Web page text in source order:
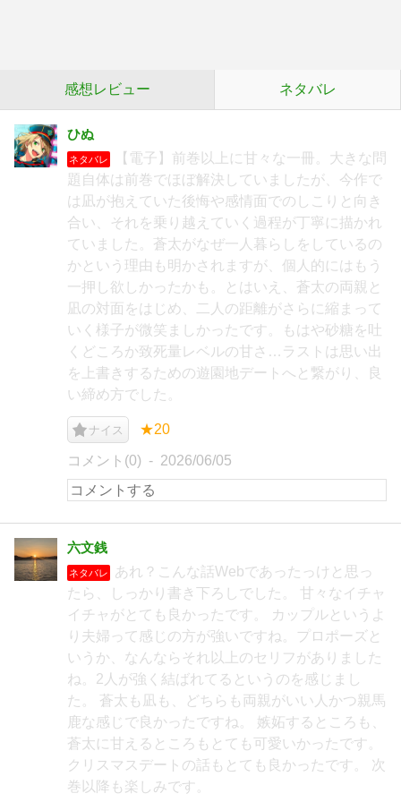
感想レビュー ネタバレ
ひぬ
ネタバレ
【電子】前巻以上に甘々な一冊。大きな問
題自体は前巻でほぼ解決していましたが、今作で
は凪が抱えていた後悔や感情面でのしこりと向き
合い、それを乗り越えていく過程が丁寧に描かれ
ていました。蒼太がなぜ一人暮らしをしているの
かという理由も明かされますが、個人的にはもう
一押し欲しかったかも。とはいえ、蒼太の両親と
凪の対面をはじめ、二人の距離がさらに縮まって
いく様子が微笑ましかったです。もはや砂糖を吐
くどころか致死量レベルの甘さ…ラストは思い出
を上書きするための遊園地デートへと繋がり、良
い締め方でした。
ナイス ★20
コメント(0) 2026/06/05
六文銭
ネタバレ
あれ？こんな話Webであったっけと思っ
たら、しっかり書き下ろしでした。 甘々なイチャ
イチャがとても良かったです。 カップルというよ
り夫婦って感じの方が強いですね。プロポーズと
いうか、なんならそれ以上のセリフがありました
ね。2人が強く結ばれてるというのを感じまし
た。 蒼太も凪も、どちらも両親がいい人かつ親馬
鹿な感じで良かったですね。 嫉妬するところも、
蒼太に甘えるところもとても可愛いかったです。
クリスマスデートの話もとても良かったです。 次
巻以降も楽しみです。